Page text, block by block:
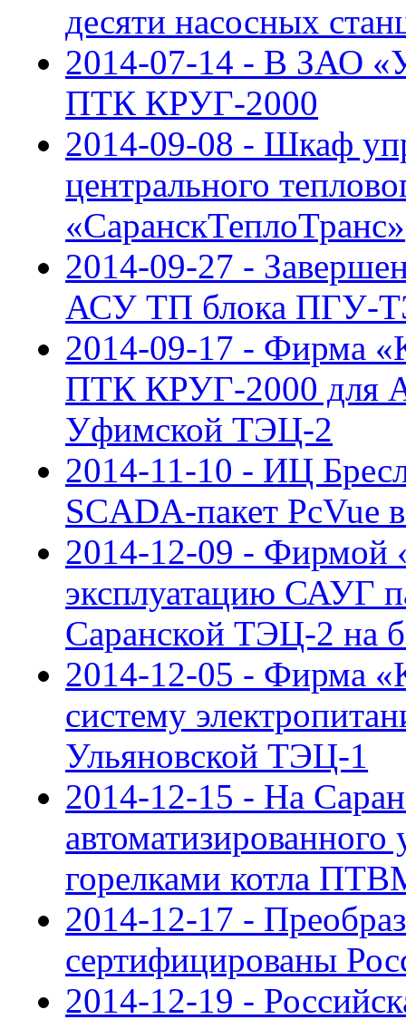
десяти насосных
2014-07-14 - В ЗАО
ПТК КРУГ-2000
2014-09-08 - Шкаф
центрального
«СаранскТеплоТранс»
2014-09-27 -
АСУ ТП блока ПГУ-
2014-09-17 - Фирма
ПТК КРУГ-2000 для
Уфимской ТЭЦ-2
2014-11-10 - ИЦ
SCADA-пакет PcVue
2014-12-09 - Фирмой
эксплуатацию САУГ
Саранской ТЭЦ-2 на
2014-12-05 - Фирма
систему
Ульяновской ТЭЦ-1
2014-12-15 - На
горелками котла
2014-12-17 -
сертифицированы
2014-12-19 -